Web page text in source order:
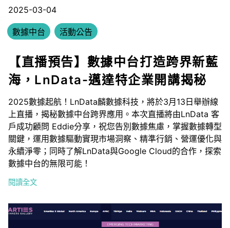
2025-03-04
數據中台 活動公告
【直播預告】數據中台打造跨界新藍
海，LnData-邁達特企業開講揭秘
2025數據起航！LnData麟數據科技，將於3月13日舉辦線
上直播，揭秘數據中台跨界應用。本次直播將由LnData 客
戶成功顧問 Eddie分享，祝您告別數據焦慮，掌握數據轉型
關鍵，運用數據驅動實現市場洞察、精準行銷、營運優化與
永續淨零；同時了解LnData與Google Cloud的合作，探索
數據中台的無限可能！
閱讀全文